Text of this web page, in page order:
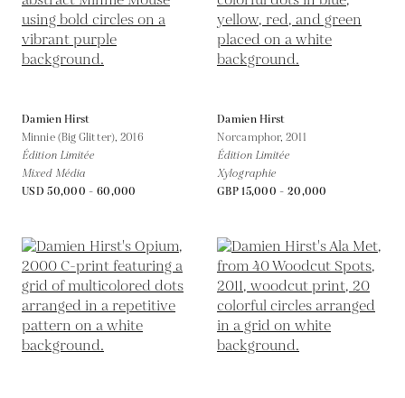
Damien Hirst
Minnie (Big Glitter),2016
Édition Limitée
Mixed Média
USD 50,000 - 60,000
Damien Hirst
Norcamphor,2011
Édition Limitée
Xylographie
GBP 15,000 - 20,000